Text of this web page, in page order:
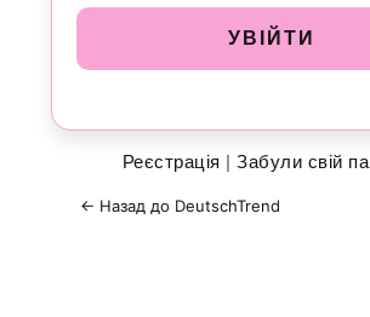
Реєстрація | Забули свій
← Назад до DeutschTrend